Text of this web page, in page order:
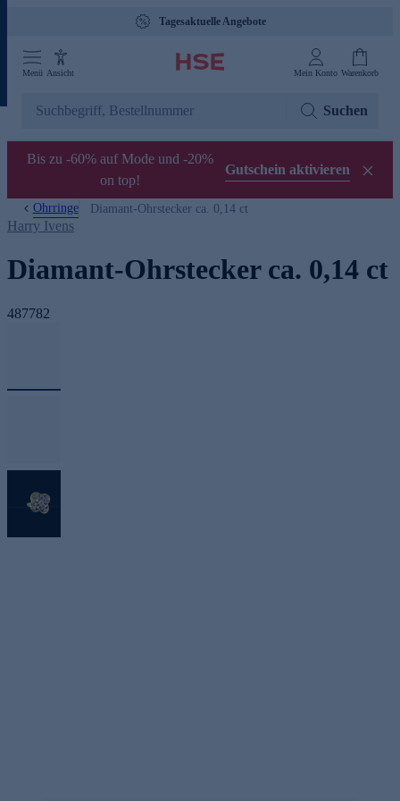
Tagesaktuelle Angebote
Menü Ansicht Mein Konto Warenkorb
Suchen
Bis zu -60% auf Mode und -20%
on top!
Gutschein aktivieren
Ohrringe Diamant-Ohrstecker ca. 0,14 ct
Harry Ivens
Diamant-Ohrstecker ca. 0,14 ct
487782